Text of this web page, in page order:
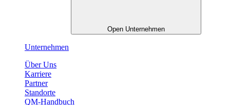
Open Unternehmen
Unternehmen
Über Uns
Karriere
Partner
Standorte
QM-Handbuch